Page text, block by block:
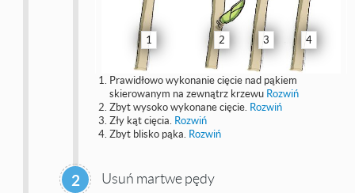
1 2 3 4
Prawidłowo wykonanie cięcie nad pąkiem
skierowanym na zewnątrz krzewu Rozwiń
Zbyt wysoko wykonane cięcie. Rozwiń
Zły kąt cięcia. Rozwiń
Zbyt blisko pąka. Rozwiń
2 Usuń martwe pędy